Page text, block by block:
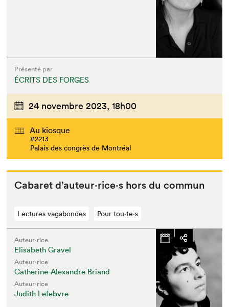
Présenté par
ÉCRITS DES FORGES
24 novembre 2023, 18h00
Au kiosque
#2213
Palais des congrès de Montréal
Cabaret d’auteur·rice·s hors du commun
Lectures vagabondes Pour tou⋅te⋅s
Auteur·rice
Elisabeth Gravel
Auteur·rice
Catherine-Alexandre Briand
Auteur·rice
Judith Lefebvre